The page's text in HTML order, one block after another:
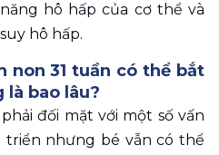
hô hấp của cơ thể và
hô hấp.
non 31 tuần có thể bắt
là bao lâu?
đối mặt với một số vấn
triển nhưng bé vẫn có thể